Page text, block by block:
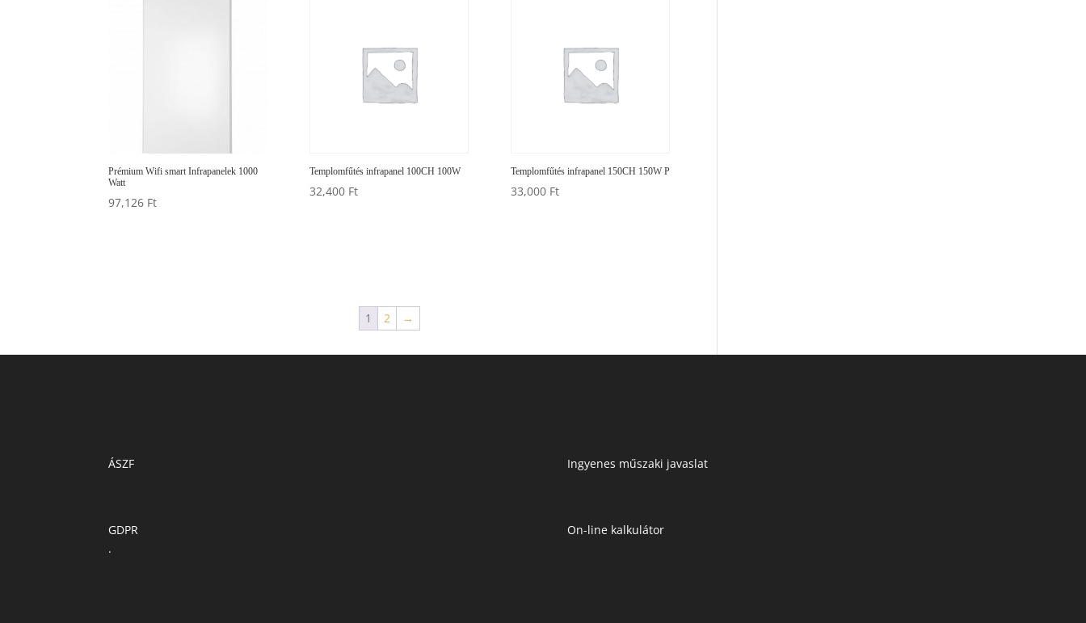
Prémium Wifi smart Infrapanelek 1000
Watt
97,126 Ft
Templomfűtés infrapanel 100CH 100W
32,400 Ft
Templomfűtés infrapanel 150CH 150W P
33,000 Ft
1 2 →
ÁSZF
GDPR
.
Ingyenes műszaki javaslat
On-line kalkulátor